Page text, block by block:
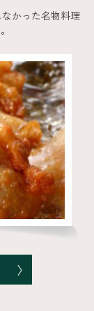
かった名物料理